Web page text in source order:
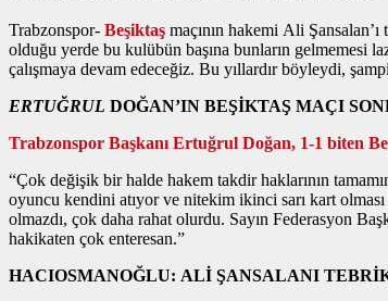
Trabzonspor- Beşiktaş maçının hakemi Ali
olduğu yerde bu kulübün başına bunların gelmemesi
çalışmaya devam edeceğiz. Bu yıllardır böyleydi,
ERTUĞRUL DOĞAN’IN BEŞİKTAŞ MAÇI
Trabzonspor Başkanı Ertuğrul Doğan, 1-1 biten
“Çok değişik bir halde hakem takdir haklarının
oyuncu kendini atıyor ve nitekim ikinci sarı kart
olmazdı, çok daha rahat olurdu. Sayın Federasyon
hakikaten çok enteresan.”
HACIOSMANOĞLU: ALİ ŞANSALANI